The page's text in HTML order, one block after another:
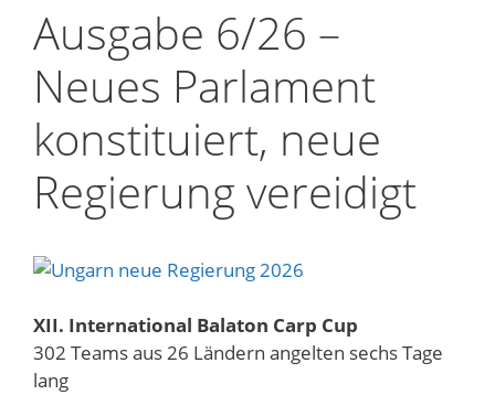
Ausgabe 6/26 –
Neues Parlament
konstituiert, neue
Regierung vereidigt
XII. International Balaton Carp Cup
302 Teams aus 26 Ländern angelten sechs Tage
lang